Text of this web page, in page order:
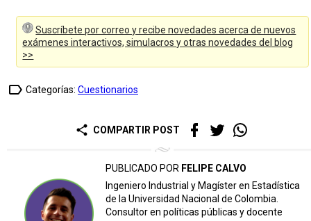
Suscríbete por correo y recibe novedades acerca de nuevos
exámenes interactivos, simulacros y otras novedades del blog
>>
label_outline Categorías: Cuestionarios
share COMPARTIR POST
PUBLICADO POR FELIPE CALVO
Ingeniero Industrial y Magíster en Estadística
de la Universidad Nacional de Colombia.
Consultor en políticas públicas y docente